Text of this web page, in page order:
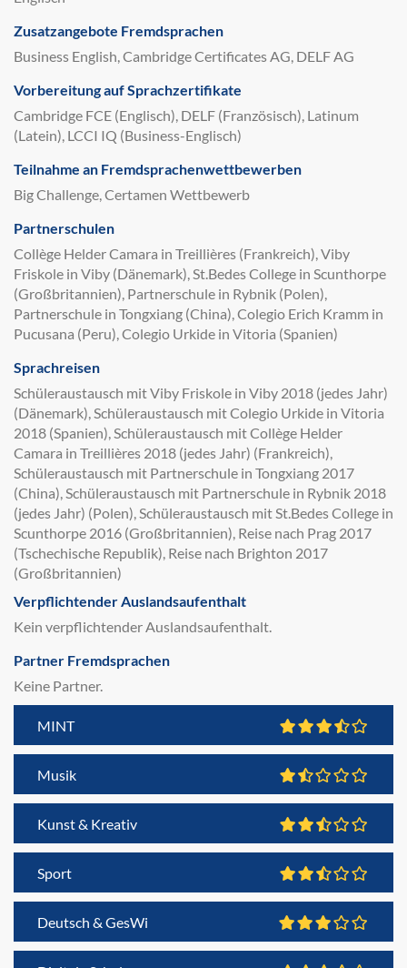
Zusatzangebote Fremdsprachen
Business English, Cambridge Certificates AG, DELF AG
Vorbereitung auf Sprachzertifikate
Cambridge FCE (Englisch), DELF (Französisch), Latinum
(Latein), LCCI IQ (Business-Englisch)
Teilnahme an Fremdsprachenwettbewerben
Big Challenge, Certamen Wettbewerb
Partnerschulen
Collège Helder Camara in Treillières (Frankreich), Viby
Friskole in Viby (Dänemark), St.Bedes College in Scunthorpe
(Großbritannien), Partnerschule in Rybnik (Polen),
Partnerschule in Tongxiang (China), Colegio Erich Kramm in
Pucusana (Peru), Colegio Urkide in Vitoria (Spanien)
Sprachreisen
Schüleraustausch mit Viby Friskole in Viby 2018 (jedes Jahr)
(Dänemark), Schüleraustausch mit Colegio Urkide in Vitoria
2018 (Spanien), Schüleraustausch mit Collège Helder
Camara in Treillières 2018 (jedes Jahr) (Frankreich),
Schüleraustausch mit Partnerschule in Tongxiang 2017
(China), Schüleraustausch mit Partnerschule in Rybnik 2018
(jedes Jahr) (Polen), Schüleraustausch mit St.Bedes College in
Scunthorpe 2016 (Großbritannien), Reise nach Prag 2017
(Tschechische Republik), Reise nach Brighton 2017
(Großbritannien)
Verpflichtender Auslandsaufenthalt
Kein verpflichtender Auslandsaufenthalt.
Partner Fremdsprachen
Keine Partner.
MINT
Musik
Kunst & Kreativ
Sport
Deutsch & GesWi